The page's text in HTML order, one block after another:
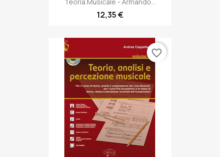
Teoria Musicale - Armando...
12,35 €
favorite_border